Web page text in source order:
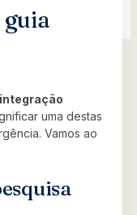
integração
uma destas
Vamos ao